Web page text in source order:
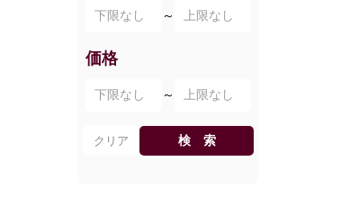
～
価格
～
クリア 検 索